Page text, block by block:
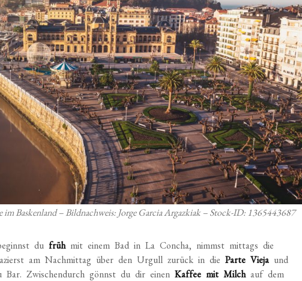
im Baskenland – Bildnachweis: Jorge Garcia Argazkiak – Stock-ID: 1365443687
dufrühmit einem Bad in La Concha, nimmst mittags die
am Nachmittag über den Urgull zurück in dieParte Viejaund
Bar. Zwischendurch gönnst du dir einenKaffee mit Milchauf dem